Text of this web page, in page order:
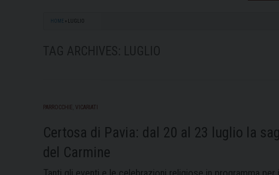
HOME » LUGLIO
PARROCCHIE VICARIATI
Certosa di Pavia: dal 20 al 23 luglio la
del Carmine